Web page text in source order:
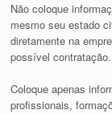
Não coloque
mesmo seu estado
diretamente na
possível contratação.
Coloque apenas
profissionais,